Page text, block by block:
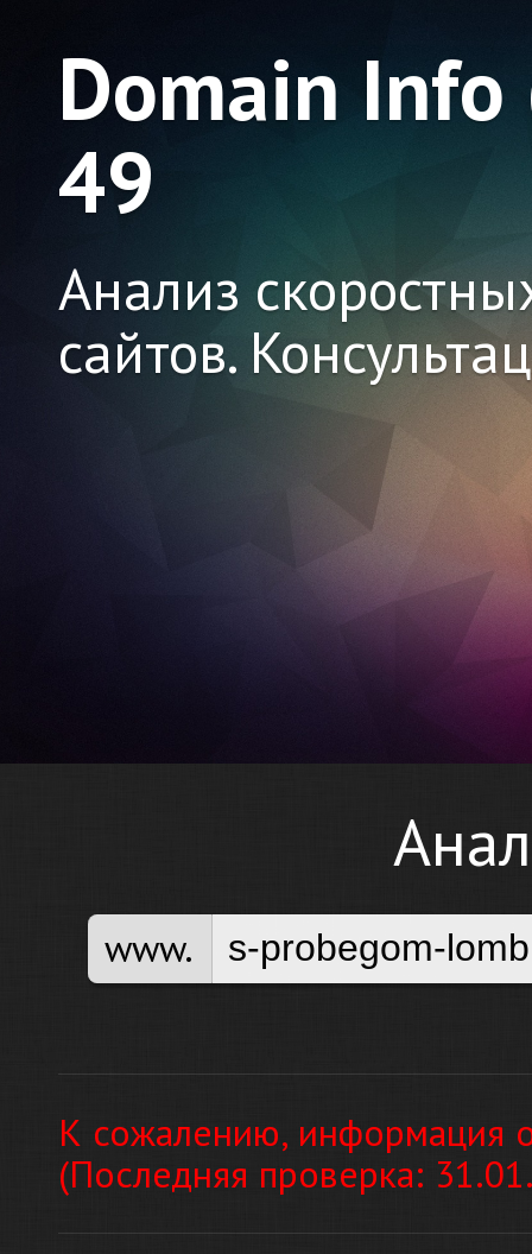
Domain
49
Анализ
сайтов.
www.
К сожалению, информация
(Последняя проверка: